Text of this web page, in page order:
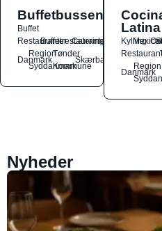
Buffetbussen
Buffet
Restauranter
Buffetrestauranter
Catering
Danmark
Region
Syddanmark
Tønder
Kommune
Skærbæk
Latina
Kylling
Danmark
Region
Nyheder